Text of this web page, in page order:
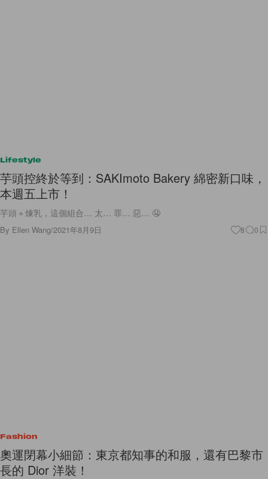
Lifestyle
芋頭控終於等到：SAKImoto Bakery 綿密新口味，
本週五上市！
芋頭＋煉乳，這個組合… 太… 罪… 惡… 🤤
By Ellen Wang/2021年8月9日 8 0
Fashion
奧運閉幕小細節：東京都知事的和服，還有巴黎市
長的 Dior 洋裝！